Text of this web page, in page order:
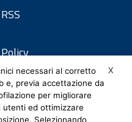
privacy
X
necessari al corretto
e, previa accettazione da
per migliorare
utenti ed ottimizzare
Selezionando